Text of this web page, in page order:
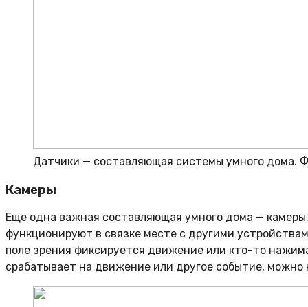
Датчики — составляющая системы умного дома.
Камеры
Еще одна важная составляющая умного дома —
функционируют в связке месте с другими
поле зрения фиксируется движение или кто-то
срабатывает на движение или другое событие,